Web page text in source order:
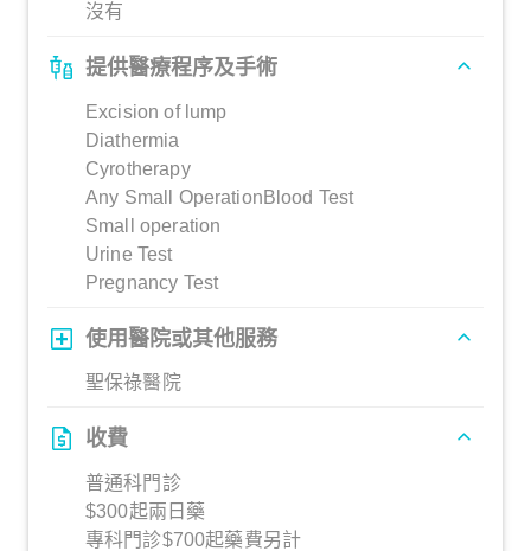
沒有
提供醫療程序及手術
Excision of lump
Diathermia
Cyrotherapy
Any Small OperationBlood Test
Small operation
Urine Test
Pregnancy Test
使用醫院或其他服務
聖保祿醫院
收費
普通科門診
$300起兩日藥
專科門診$700起藥費另計